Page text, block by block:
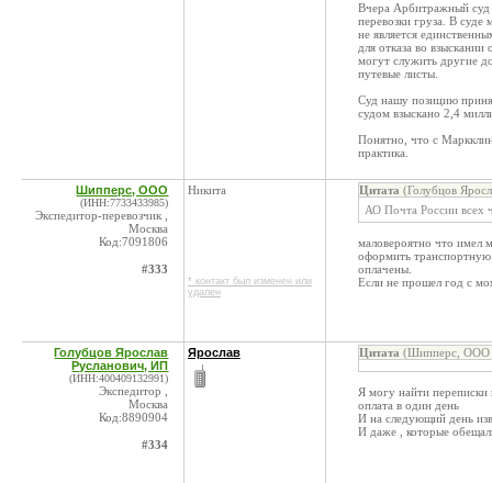
Вчера Арбитражный суд
перевозки груза. В суде
не является
для отказа во
могут служить другие
путевые листы.
Суд нашу позицию
судом взыскано 2,4
Понятно, что с
практика.
Шипперс, ООО
(ИНН:7733433985)
Экспедитор-перевозчик ,
Москва
Код:7091806
#333
Никита
* контакт был изменен или
удален
Цитата (Голубцов
АО Почта России всех
маловероятно что имел
оформить
оплачены.
Если не прошел год с
Голубцов Ярослав
Русланович, ИП
(ИНН:400409132991)
Экспедитор ,
Москва
Код:8890904
#334
Ярослав Цитата (Шипперс, ООО
Я могу найти
оплата в один день
И на следующий день
И даже , которые